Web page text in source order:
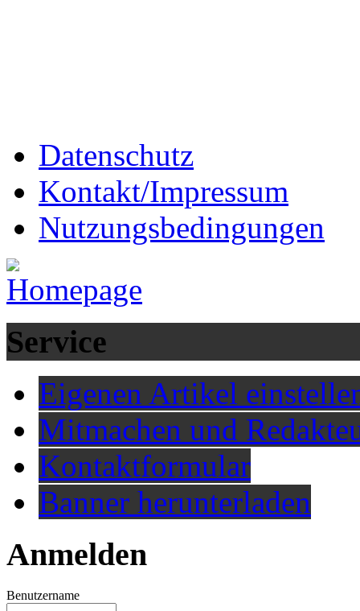
Datenschutz
Kontakt/Impressum
Nutzungsbedingungen
Service
Eigenen Artikel
Mitmachen und
Kontaktformular
Banner herunterladen
Anmelden
Benutzername